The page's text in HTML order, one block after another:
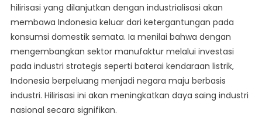
hilirisasi yang dilanjutkan dengan industrialisasi akan
membawa Indonesia keluar dari ketergantungan pada
konsumsi domestik semata. Ia menilai bahwa dengan
mengembangkan sektor manufaktur melalui investasi
pada industri strategis seperti baterai kendaraan listrik,
Indonesia berpeluang menjadi negara maju berbasis
industri. Hilirisasi ini akan meningkatkan daya saing industri
nasional secara signifikan.